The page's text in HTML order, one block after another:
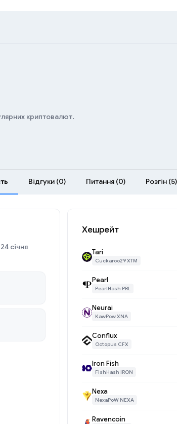
криптовалют.
Відгуки (0) Питання (0) Розгін (5)
січня
Хешрейт
Tari
Cuckaroo29 XTM
Pearl
PearlHash PRL
Neurai
KawPow XNA
Conflux
Octopus CFX
Iron Fish
FishHash IRON
Nexa
NexaPoW NEXA
Ravencoin